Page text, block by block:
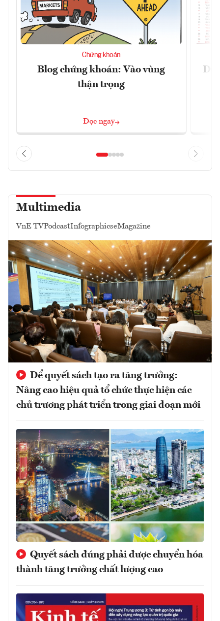
Chứng khoán
Blog chứng khoán: Vào vùng
thận trọng
Đọc ngay
Dự
Multimedia
VnE TVPodcastInfographicseMagazine
Để quyết sách tạo ra tăng trưởng:
Nâng cao hiệu quả tổ chức thực hiện các
chủ trương phát triển trong giai đoạn mới
Quyết sách đúng phải được chuyển hóa
thành tăng trưởng chất lượng cao